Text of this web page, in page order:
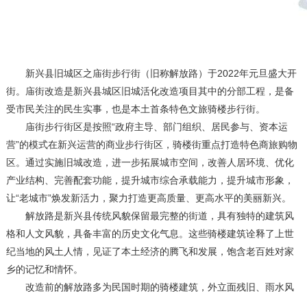
新兴县旧城区之庙街步行街（旧称解放路）于2022年元旦盛大开
街。庙街改造是新兴县城区旧城活化改造项目其中的分部工程，是备
受市民关注的民生实事，也是本土首条特色文旅骑楼步行街。
庙街步行街区是按照“政府主导、部门组织、居民参与、资本运
营”的模式在新兴运营的商业步行街区，骑楼街重点打造特色商旅购物
区。通过实施旧城改造，进一步拓展城市空间，改善人居环境、优化
产业结构、完善配套功能，提升城市综合承载能力，提升城市形象，
让“老城市”焕发新活力，聚力打造更高质量、更高水平的美丽新兴。
解放路是新兴县传统风貌保留最完整的街道，具有独特的建筑风
格和人文风貌，具备丰富的历史文化气息。这些骑楼建筑诠释了上世
纪当地的风土人情，见证了本土经济的腾飞和发展，饱含老百姓对家
乡的记忆和情怀。
改造前的解放路多为民国时期的骑楼建筑，外立面残旧、雨水风